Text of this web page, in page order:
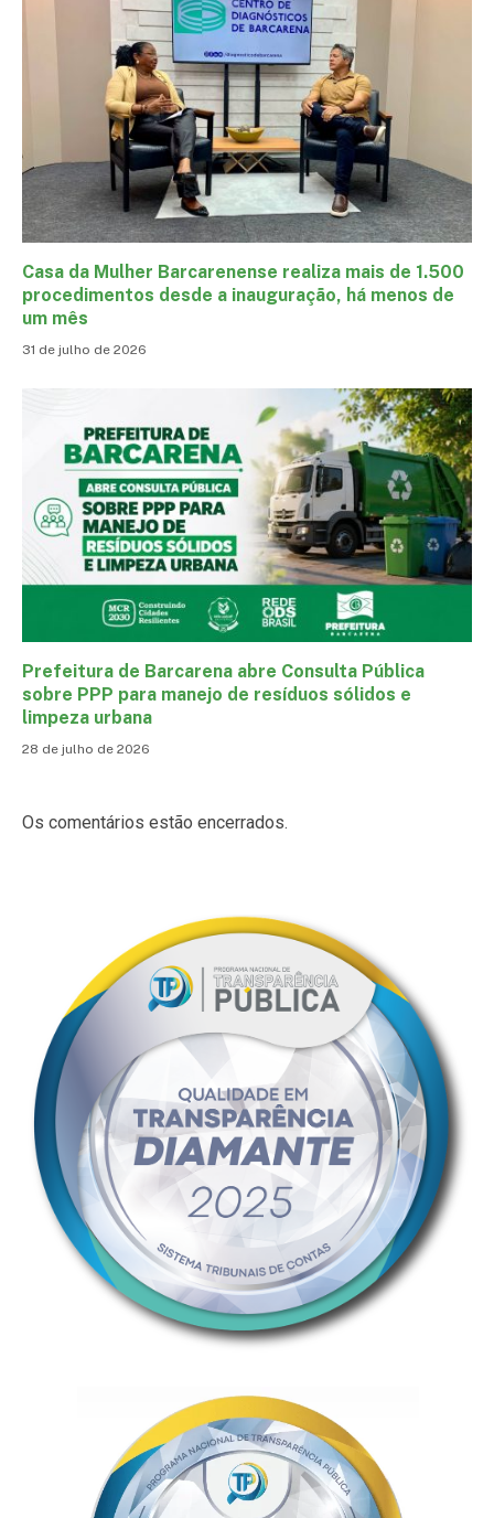
Casa da Mulher Barcarenense realiza mais de 1.500
procedimentos desde a inauguração, há menos de
um mês
31 de julho de 2026
Prefeitura de Barcarena abre Consulta Pública
sobre PPP para manejo de resíduos sólidos e
limpeza urbana
28 de julho de 2026
Os comentários estão encerrados.